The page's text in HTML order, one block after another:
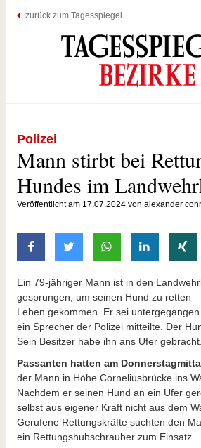
zurück zum Tagesspiegel
Polizei
Mann stirbt bei
Hundes im
Veröffentlicht am 17.07.2024 von alexander
auf Facebook teilen
auf Twitter teilen
mit Whatsapp
auf
Ein 79-jähriger Mann ist in den
gesprungen, um seinen Hund zu retten
Leben gekommen. Er sei
ein Sprecher der Polizei mitteilte. Der
Sein Besitzer habe ihn ans Ufer gebracht.
Passanten hatten am
der Mann in Höhe Corneliusbrücke ins
Nachdem er seinen Hund an ein Ufer
selbst aus eigener Kraft nicht aus dem
Gerufene Rettungskräfte suchten den
ein Rettungshubschrauber zum Einsatz.